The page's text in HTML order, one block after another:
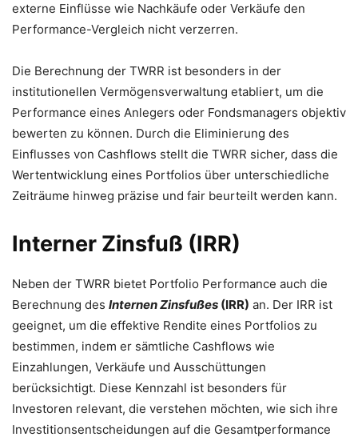
externe Einflüsse wie Nachkäufe oder Verkäufe den
Performance-Vergleich nicht verzerren.
Die Berechnung der TWRR ist besonders in der
institutionellen Vermögensverwaltung etabliert, um die
Performance eines Anlegers oder Fondsmanagers objektiv
bewerten zu können. Durch die Eliminierung des
Einflusses von Cashflows stellt die TWRR sicher, dass die
Wertentwicklung eines Portfolios über unterschiedliche
Zeiträume hinweg präzise und fair beurteilt werden kann.
Interner Zinsfuß (IRR)
Neben der TWRR bietet Portfolio Performance auch die
Berechnung des Internen Zinsfußes (IRR) an. Der IRR ist
geeignet, um die effektive Rendite eines Portfolios zu
bestimmen, indem er sämtliche Cashflows wie
Einzahlungen, Verkäufe und Ausschüttungen
berücksichtigt. Diese Kennzahl ist besonders für
Investoren relevant, die verstehen möchten, wie sich ihre
Investitionsentscheidungen auf die Gesamtperformance